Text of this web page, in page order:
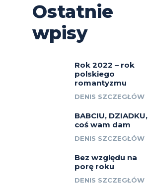
Ostatnie
wpisy
Rok 2022 – rok
polskiego
romantyzmu
DENIS SZCZEGŁÓW
BABCIU, DZIADKU,
coś wam dam
DENIS SZCZEGŁÓW
Bez względu na
porę roku
DENIS SZCZEGŁÓW